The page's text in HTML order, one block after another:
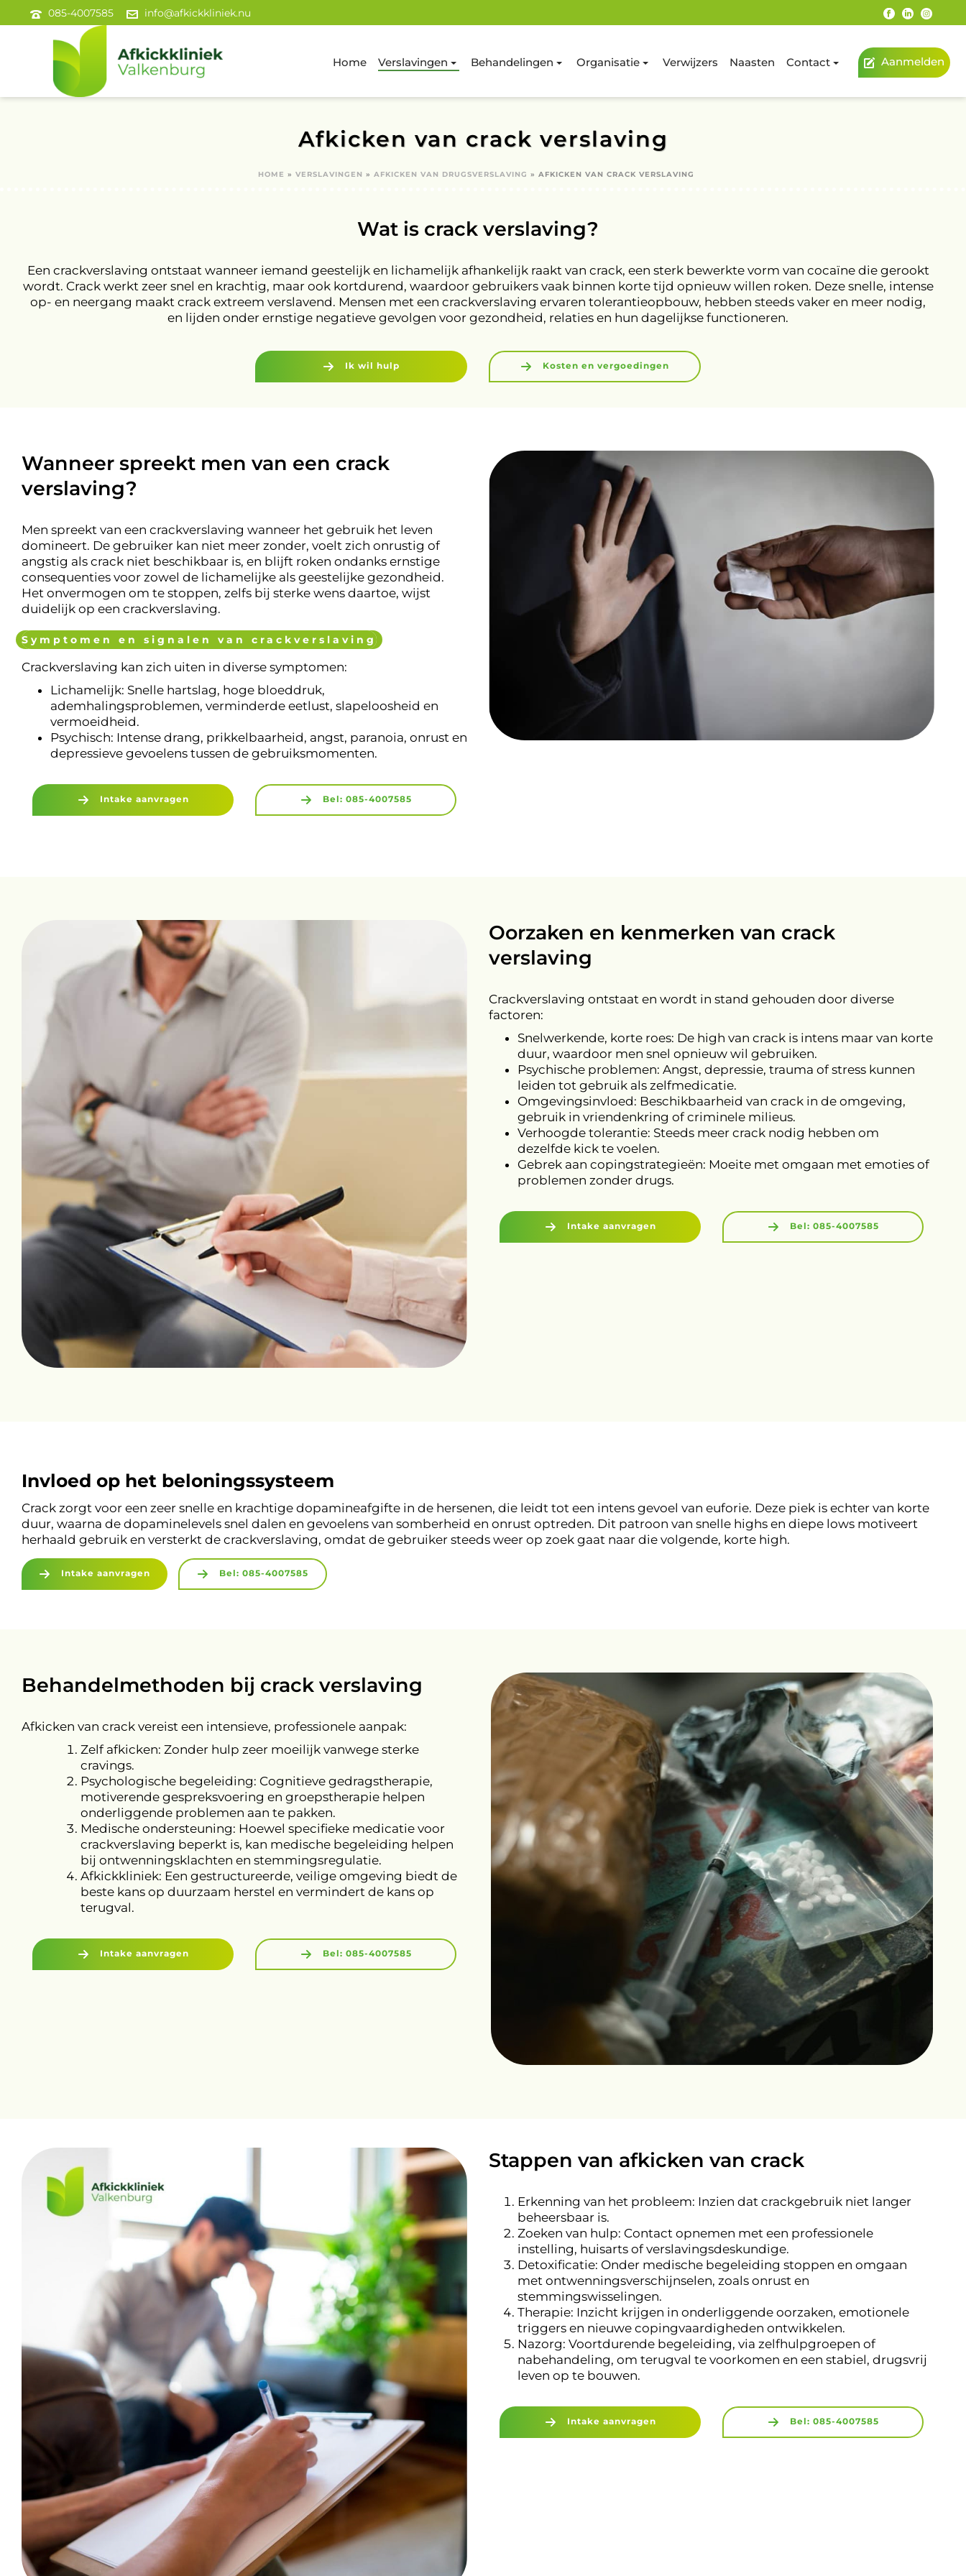
085-4007585 info@afkickkliniek.nu
Home Verslavingen Behandelingen Organisatie Verwijzers Naasten Contact Aanmelden
Afkicken van crack verslaving
HOME » VERSLAVINGEN » AFKICKEN VAN DRUGSVERSLAVING » AFKICKEN VAN CRACK VERSLAVING
Wat is crack verslaving?
Een crackverslaving ontstaat wanneer iemand geestelijk en lichamelijk afhankelijk raakt van crack, een sterk bewerkte vorm van cocaïne die gerookt
wordt. Crack werkt zeer snel en krachtig, maar ook kortdurend, waardoor gebruikers vaak binnen korte tijd opnieuw willen roken. Deze snelle, intense
op- en neergang maakt crack extreem verslavend. Mensen met een crackverslaving ervaren tolerantieopbouw, hebben steeds vaker en meer nodig,
en lijden onder ernstige negatieve gevolgen voor gezondheid, relaties en hun dagelijkse functioneren.
Ik wil hulp Kosten en vergoedingen
Wanneer spreekt men van een crack
verslaving?
Men spreekt van een crackverslaving wanneer het gebruik het leven
domineert. De gebruiker kan niet meer zonder, voelt zich onrustig of
angstig als crack niet beschikbaar is, en blijft roken ondanks ernstige
consequenties voor zowel de lichamelijke als geestelijke gezondheid.
Het onvermogen om te stoppen, zelfs bij sterke wens daartoe, wijst
duidelijk op een crackverslaving.
Symptomen en signalen van crackverslaving
Crackverslaving kan zich uiten in diverse symptomen:
Lichamelijk: Snelle hartslag, hoge bloeddruk,
ademhalingsproblemen, verminderde eetlust, slapeloosheid en
vermoeidheid.
Psychisch: Intense drang, prikkelbaarheid, angst, paranoia, onrust en
depressieve gevoelens tussen de gebruiksmomenten.
Intake aanvragen Bel: 085-4007585
Oorzaken en kenmerken van crack
verslaving
Crackverslaving ontstaat en wordt in stand gehouden door diverse
factoren:
Snelwerkende, korte roes: De high van crack is intens maar van korte
duur, waardoor men snel opnieuw wil gebruiken.
Psychische problemen: Angst, depressie, trauma of stress kunnen
leiden tot gebruik als zelfmedicatie.
Omgevingsinvloed: Beschikbaarheid van crack in de omgeving,
gebruik in vriendenkring of criminele milieus.
Verhoogde tolerantie: Steeds meer crack nodig hebben om
dezelfde kick te voelen.
Gebrek aan copingstrategieën: Moeite met omgaan met emoties of
problemen zonder drugs.
Intake aanvragen Bel: 085-4007585
Invloed op het beloningssysteem
Crack zorgt voor een zeer snelle en krachtige dopamineafgifte in de hersenen, die leidt tot een intens gevoel van euforie. Deze piek is echter van korte
duur, waarna de dopaminelevels snel dalen en gevoelens van somberheid en onrust optreden. Dit patroon van snelle highs en diepe lows motiveert
herhaald gebruik en versterkt de crackverslaving, omdat de gebruiker steeds weer op zoek gaat naar die volgende, korte high.
Intake aanvragen Bel: 085-4007585
Behandelmethoden bij crack verslaving
Afkicken van crack vereist een intensieve, professionele aanpak:
Zelf afkicken: Zonder hulp zeer moeilijk vanwege sterke
cravings.
Psychologische begeleiding: Cognitieve gedragstherapie,
motiverende gespreksvoering en groepstherapie helpen
onderliggende problemen aan te pakken.
Medische ondersteuning: Hoewel specifieke medicatie voor
crackverslaving beperkt is, kan medische begeleiding helpen
bij ontwenningsklachten en stemmingsregulatie.
Afkickkliniek: Een gestructureerde, veilige omgeving biedt de
beste kans op duurzaam herstel en vermindert de kans op
terugval.
Intake aanvragen Bel: 085-4007585
Stappen van afkicken van crack
Erkenning van het probleem: Inzien dat crackgebruik niet langer
beheersbaar is.
Zoeken van hulp: Contact opnemen met een professionele
instelling, huisarts of verslavingsdeskundige.
Detoxificatie: Onder medische begeleiding stoppen en omgaan
met ontwenningsverschijnselen, zoals onrust en
stemmingswisselingen.
Therapie: Inzicht krijgen in onderliggende oorzaken, emotionele
triggers en nieuwe copingvaardigheden ontwikkelen.
Nazorg: Voortdurende begeleiding, via zelfhulpgroepen of
nabehandeling, om terugval te voorkomen en een stabiel, drugsvrij
leven op te bouwen.
Intake aanvragen Bel: 085-4007585